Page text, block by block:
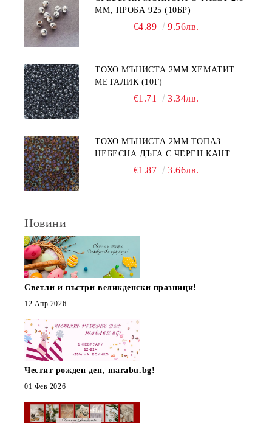
ММ, ПРОБА 925 (10БР)
€4.89 9.56лв.
ТОХО МЪНИСТА 2ММ ХЕМАТИТ
МЕТАЛИК (10Г)
€1.71 3.34лв.
ТОХО МЪНИСТА 2ММ ТОПАЗ
НЕБЕСНА ДЪГА С ЧЕРЕН КАНТ
€1.87 3.66лв.
Новини
Светли и пъстри великденски празници!
12 Апр 2026
Честит рожден ден, marabu.bg!
01 Фев 2026